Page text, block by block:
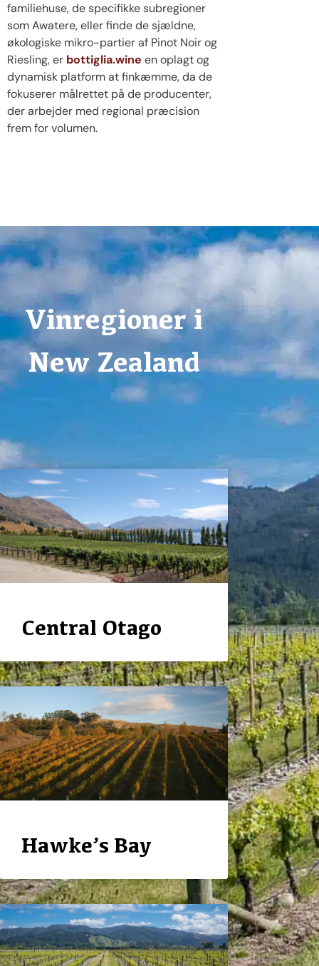
familiehuse, de specifikke subregioner
som Awatere, eller finde de sjældne,
økologiske mikro-partier af Pinot Noir og
Riesling, er bottiglia.wine en oplagt og
dynamisk platform at finkæmme, da de
fokuserer målrettet på de producenter,
der arbejder med regional præcision
frem for volumen.
Vinregioner i
New Zealand
Central Otago
Hawke’s Bay